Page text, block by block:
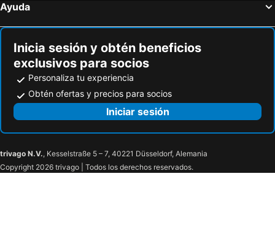
Ayuda
Inicia sesión y obtén beneficios
exclusivos para socios
Personaliza tu experiencia
Obtén ofertas y precios para socios
Iniciar sesión
trivago N.V., Kesselstraße 5 – 7, 40221 Düsseldorf, Alemania
Copyright 2026 trivago | Todos los derechos reservados.